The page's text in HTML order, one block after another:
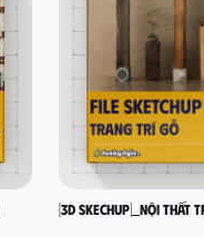
[3D SKECHUP]_Nội